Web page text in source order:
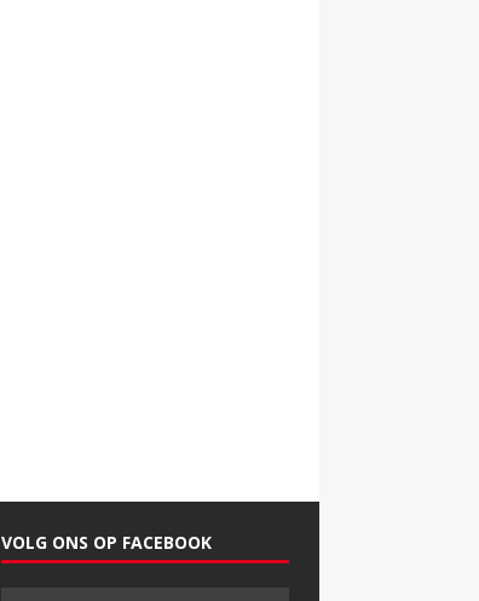
VOLG ONS OP FACEBOOK